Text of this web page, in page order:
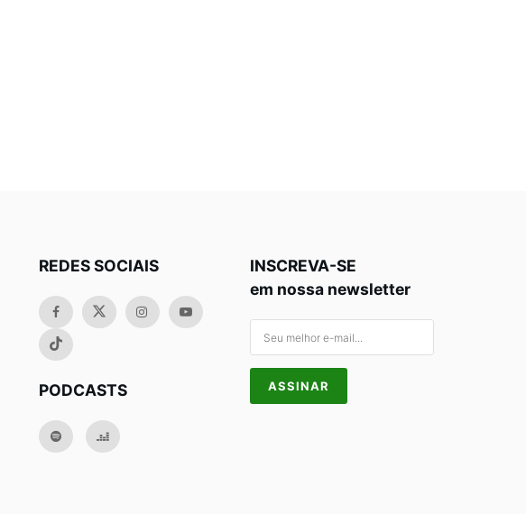
REDES SOCIAIS
PODCASTS
INSCREVA-SE
em nossa newsletter